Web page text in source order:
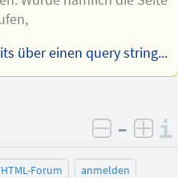
über einen query string...
negativ
–
Forum
anmelden